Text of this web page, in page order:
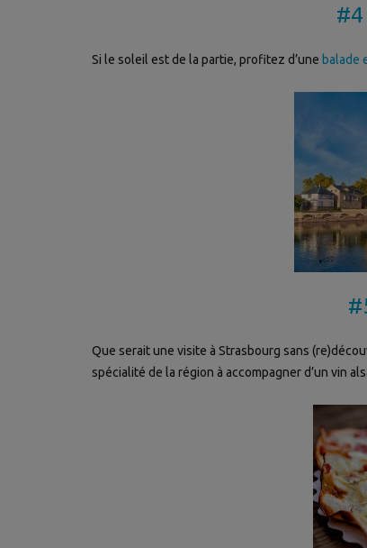
Si le soleil est de la partie, profitez d’une balade
Que serait une visite à Strasbourg sans
spécialité de la région à accompagner d’un vin